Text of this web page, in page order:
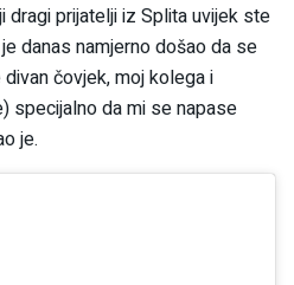
dragi prijatelji iz Splita uvijek ste
danas namjerno došao da se
čovjek, moj kolega i
specijalno da mi se napase
je.